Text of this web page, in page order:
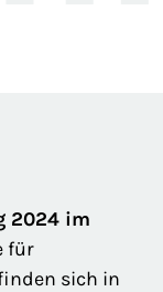
2024 im
für
sich in